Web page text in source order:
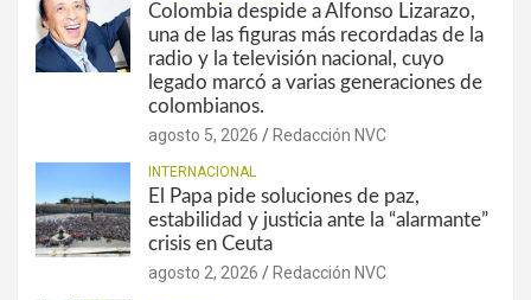
Colombia despide a Alfonso Lizarazo,
una de las figuras más recordadas de la
radio y la televisión nacional, cuyo
legado marcó a varias generaciones de
colombianos.
agosto 5, 2026 Redacción NVC
INTERNACIONAL
El Papa pide soluciones de paz,
estabilidad y justicia ante la “alarmante”
crisis en Ceuta
agosto 2, 2026 Redacción NVC